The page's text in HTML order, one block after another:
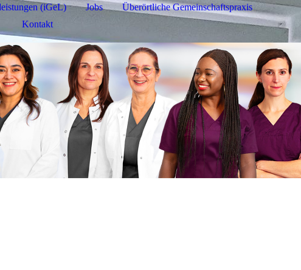
(iGeL) Jobs
Überörtliche Gemeinschaftspraxis
Kontakt